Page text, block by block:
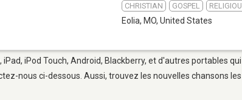
CHRISTIAN GOSPEL
Eolia, MO, United States
iPod Touch, Android, Blackberry, et d'autres portables
nous ci-dessous. Aussi, trouvez les nouvelles chansons